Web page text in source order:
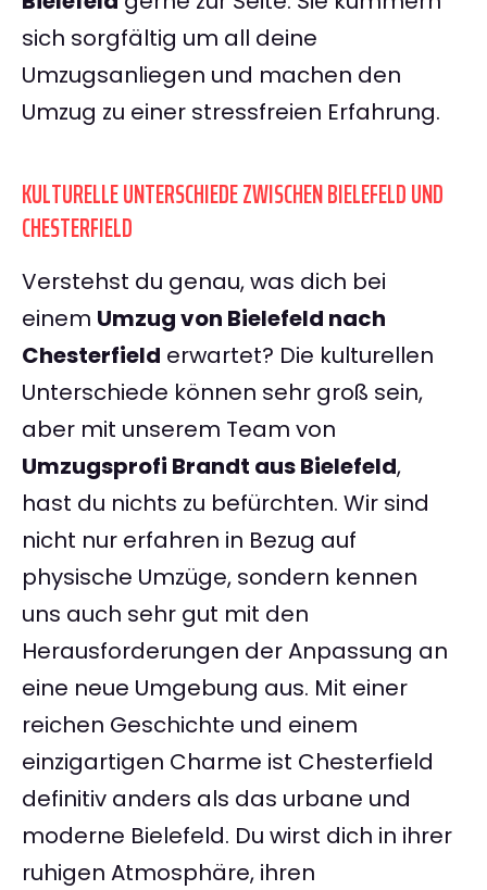
sich sorgfältig um all deine
Umzugsanliegen und machen den
Umzug zu einer stressfreien Erfahrung.
KULTURELLE UNTERSCHIEDE ZWISCHEN BIELEFELD UND
CHESTERFIELD
Verstehst du genau, was dich bei
einem Umzug von Bielefeld nach
Chesterfield erwartet? Die kulturellen
Unterschiede können sehr groß sein,
aber mit unserem Team von
Umzugsprofi Brandt aus Bielefeld,
hast du nichts zu befürchten. Wir sind
nicht nur erfahren in Bezug auf
physische Umzüge, sondern kennen
uns auch sehr gut mit den
Herausforderungen der Anpassung an
eine neue Umgebung aus. Mit einer
reichen Geschichte und einem
einzigartigen Charme ist Chesterfield
definitiv anders als das urbane und
moderne Bielefeld. Du wirst dich in ihrer
ruhigen Atmosphäre, ihren